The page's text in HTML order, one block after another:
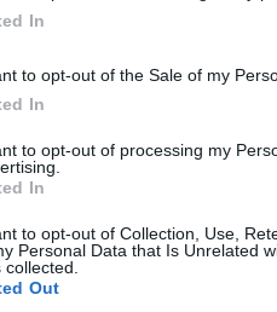
In
to opt-out of the Sale of my
In
to opt-out of processing my
In
to opt-out of Collection, Use,
Personal Data that Is Unrelated
collected.
Out